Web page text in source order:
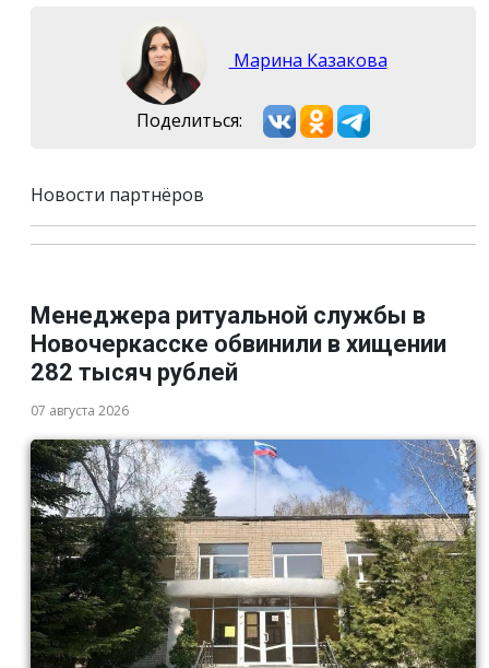
Марина Казакова
Поделиться:
Новости партнёров
Менеджера ритуальной службы в
Новочеркасске обвинили в хищении
282 тысяч рублей
07 августа 2026